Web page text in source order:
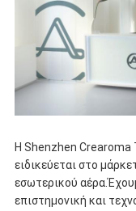
Η Shenzhen Crearoma
ειδικεύεται στο
εσωτερικού
επιστημονική και